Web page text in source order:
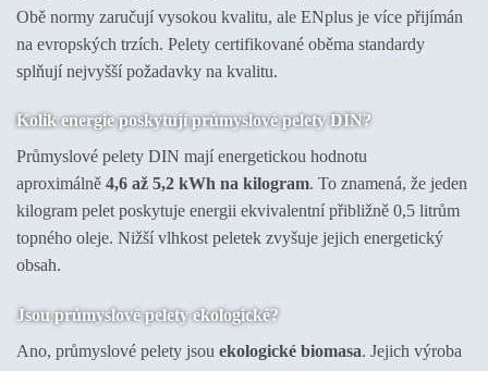
Obě normy zaručují vysokou kvalitu, ale ENplus je více přijímán
na evropských trzích. Pelety certifikované oběma standardy
splňují nejvyšší požadavky na kvalitu.
Kolik energie poskytují průmyslové pelety DIN?
Průmyslové pelety DIN mají energetickou hodnotu
aproximálně 4,6 až 5,2 kWh na kilogram. To znamená, že jeden
kilogram pelet poskytuje energii ekvivalentní přibližně 0,5 litrům
topného oleje. Nižší vlhkost peletek zvyšuje jejich energetický
obsah.
Jsou průmyslové pelety ekologické?
Ano, průmyslové pelety jsou ekologické biomasa. Jejich výroba